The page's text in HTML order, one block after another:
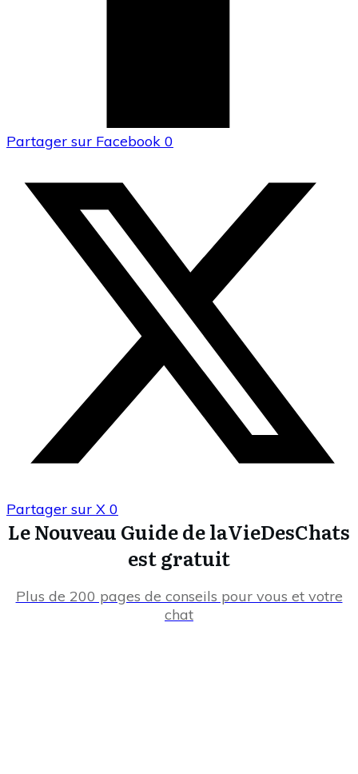
Partager sur Facebook 0
Partager sur X 0
Le Nouveau Guide de laVieDesChats
est gratuit
Plus de 200 pages de conseils pour vous et votre
chat